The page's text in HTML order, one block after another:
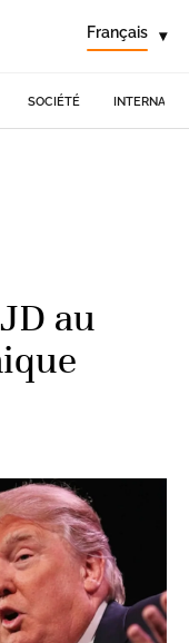
Français ▾
SOCIÉTÉ
au